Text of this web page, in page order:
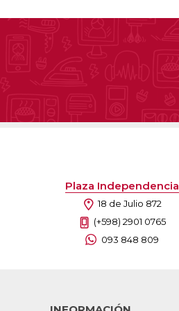
Plaza Independencia
18 de Julio 872
(+598) 2901 0765
093 848 809